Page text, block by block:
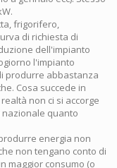
frigorifero,
di richiesta di
dell'impianto
l'impianto
produrre abbastanza
Cosa succede in
non ci si accorge
quanto
energia non
non tengano conto di
maggior consumo (o